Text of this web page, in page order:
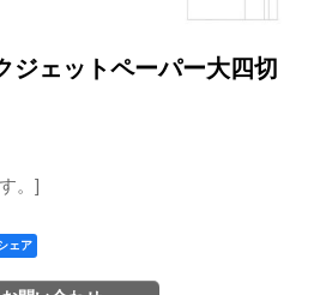
ジェットペーパー大四切
。]
ェア